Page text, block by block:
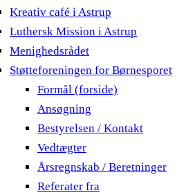
Kreativ café i Astrup
Luthersk Mission i Astrup
Menighedsrådet
Støtteforeningen for Børnesporet
Formål (forside)
Ansøgning
Bestyrelsen / Kontakt
Vedtægter
Årsregnskab / Beretninger
Referater fra